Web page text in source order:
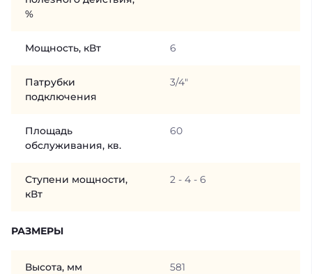
%
Мощность, кВт 6
Патрубки
подключения
3/4"
Площадь
обслуживания, кв.
60
Ступени мощности,
кВт
2 - 4 - 6
РАЗМЕРЫ
Высота, мм 581